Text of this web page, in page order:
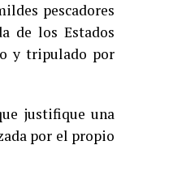
pescadores
de los Estados
y tripulado por
justifique una
por el propio